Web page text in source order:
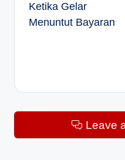
navigation
Ketika Gelar
Menuntut Bayaran
Leave